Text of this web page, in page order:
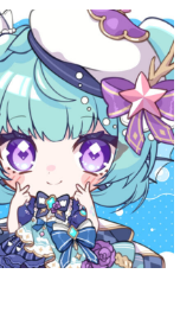
でる“演奏者”とし
色を探求していま
は、
、裏側、
──
場所です。